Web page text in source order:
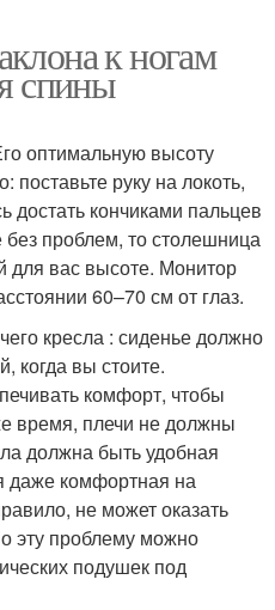
к ногам
спины
оптимальную высоту
поставьте руку на локоть,
достать кончиками пальцев
без проблем, то столешница
для вас высоте. Монитор
60–70 см от глаз.
кресла : сиденье должно
когда вы стоите.
комфорт, чтобы
время, плечи не должны
должна быть удобная
даже комфортная на
не может оказать
эту проблему можно
подушек под